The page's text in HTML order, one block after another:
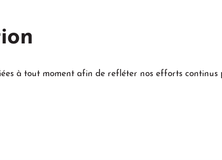
à tout moment afin de refléter nos efforts continus